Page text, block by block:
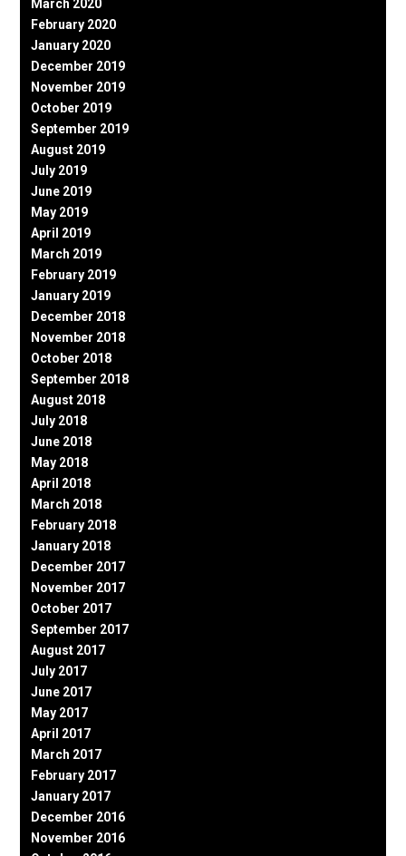
March 2020
February 2020
January 2020
December 2019
November 2019
October 2019
September 2019
August 2019
July 2019
June 2019
May 2019
April 2019
March 2019
February 2019
January 2019
December 2018
November 2018
October 2018
September 2018
August 2018
July 2018
June 2018
May 2018
April 2018
March 2018
February 2018
January 2018
December 2017
November 2017
October 2017
September 2017
August 2017
July 2017
June 2017
May 2017
April 2017
March 2017
February 2017
January 2017
December 2016
November 2016